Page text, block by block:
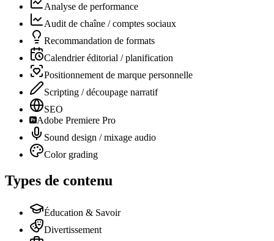
Analyse de performance
Audit de chaîne / comptes sociaux
Recommandation de formats
Calendrier éditorial / planification
Positionnement de marque personnelle
Scripting / découpage narratif
SEO
Adobe Premiere Pro
Sound design / mixage audio
Color grading
Types de contenu
Éducation & Savoir
Divertissement